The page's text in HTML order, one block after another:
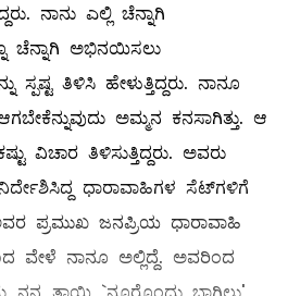
ನಾನು ಎಲ್ಲಿ ಚೆನ್ನಾಗಿ
ಚೆನ್ನಾಗಿ ಅಭಿನಯಿಸಲು
ಸ್ಪಷ್ಟ ತಿಳಿಸಿ ಹೇಳುತ್ತಿದ್ದರು. ನಾನೂ
ಅಮ್ಮನ ಕನಸಾಗಿತ್ತು. ಆ
ವಿಚಾರ ತಿಳಿಸುತ್ತಿದ್ದರು. ಅವರು
ಧಾರಾವಾಹಿಗಳ ಸೆಟ್‌ಗಳಿಗೆ
ಪ್ರಮುಖ ಜನಪ್ರಿಯ ಧಾರಾವಾಹಿ
ವೇಳೆ ನಾನೂ ಅಲ್ಲಿದ್ದೆ. ಅವರಿಂದ